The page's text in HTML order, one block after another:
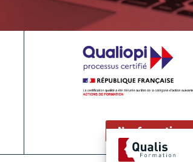
Nos formations